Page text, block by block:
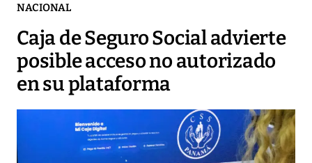
NACIONAL
Caja de Seguro Social advierte
posible acceso no autorizado
en su plataforma